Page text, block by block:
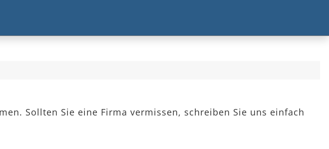
Sollten Sie eine Firma vermissen, schreiben Sie uns einfach